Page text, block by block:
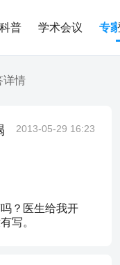
普 学术会议 专
详情
2013-05-29 16:23
？医生给我开
写。